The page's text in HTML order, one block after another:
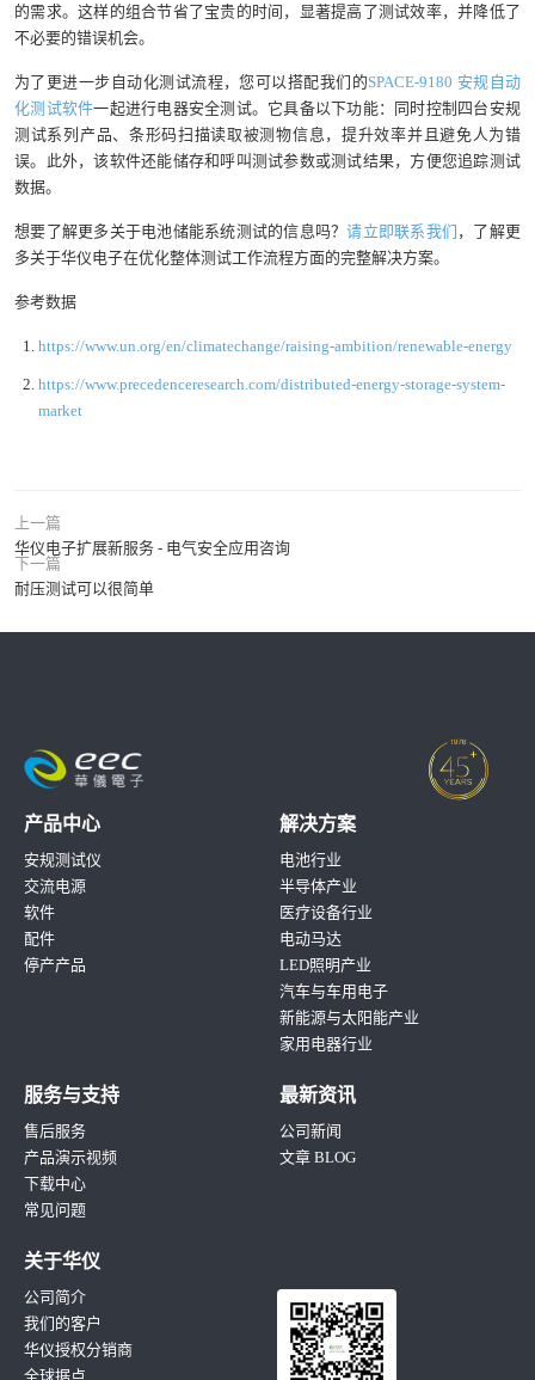
的需求。这样的组合节省了宝贵的时间，显著提高了测试效率，并降低了
不必要的错误机会。
为了更进一步自动化测试流程，您可以搭配我们的SPACE-9180 安规自动
化测试软件一起进行电器安全测试。它具备以下功能：同时控制四台安规
测试系列产品、条形码扫描读取被测物信息，提升效率并且避免人为错
误。此外，该软件还能储存和呼叫测试参数或测试结果，方便您追踪测试
数据。
想要了解更多关于电池储能系统测试的信息吗？请立即联系我们 ，了解更
多关于华仪电子在优化整体测试工作流程方面的完整解决方案。
参考数据
https://www.un.org/en/climatechange/raising-ambition/renewable-energy
https://www.precedenceresearch.com/distributed-energy-storage-system-
market
上一篇
华仪电子扩展新服务 - 电气安全应用咨询
下一篇
耐压测试可以很简单
产品中心
安规测试仪
交流电源
软件
配件
停产产品
解决方案
电池行业
半导体产业
医疗设备行业
电动马达
LED照明产业
汽车与车用电子
新能源与太阳能产业
家用电器行业
服务与支持
售后服务
产品演示视频
下载中心
常见问题
最新资讯
公司新闻
文章 BLOG
关于华仪
公司简介
我们的客户
华仪授权分销商
全球据点